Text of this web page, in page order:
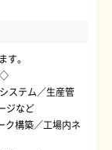
す。
ステム／生産管
ジなど
ク構築／工場内ネ